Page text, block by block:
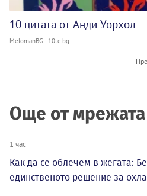
10 цитата от Анди Уорхол
MelomanBG - 10te.bg
Още от мрежата
1 час
Как да се облечем в жегата:
единственото решение за